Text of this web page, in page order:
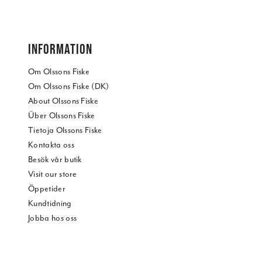
INFORMATION
Om Olssons Fiske
Om Olssons Fiske (DK)
About Olssons Fiske
Über Olssons Fiske
Tietoja Olssons Fiske
Kontakta oss
Besök vår butik
Visit our store
Öppetider
Kundtidning
Jobba hos oss